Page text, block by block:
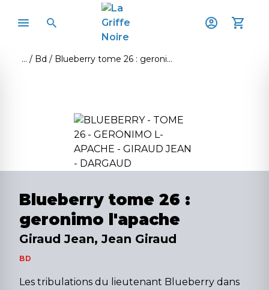
Bd Blueberry tome 26 : geronimo l'apache
Blueberry tome 26 :
geronimo l'apache
Giraud Jean, Jean Giraud
BD
Les tribulations du lieutenant Blueberry dans